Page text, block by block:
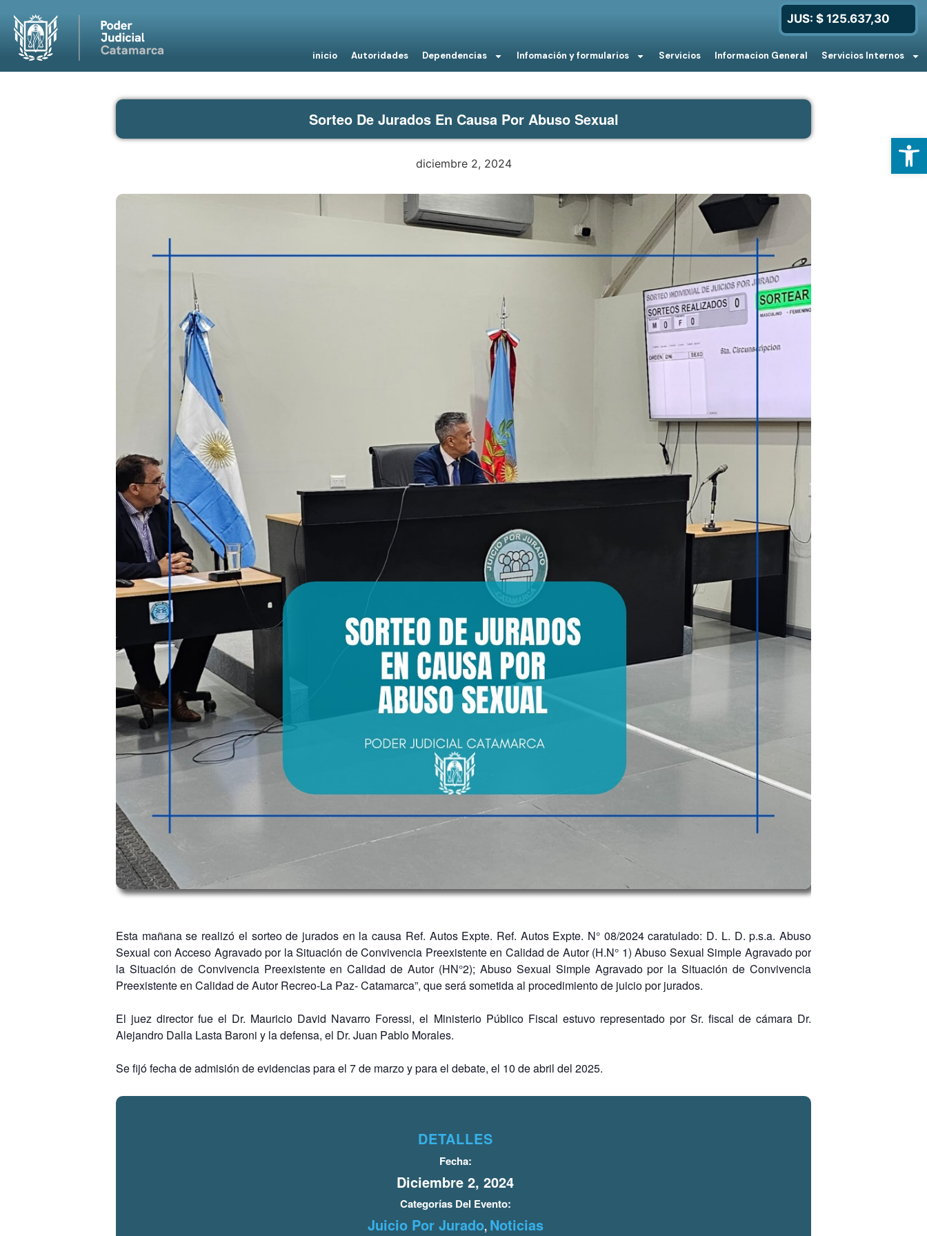
inicio Autoridades Dependencias Infomación y formularios Servicios Informacion General Servicios Internos
JUS: $ 125.637,30
Sorteo De Jurados En Causa Por Abuso Sexual
diciembre 2, 2024
Esta mañana se realizó el sorteo de jurados en la causa Ref. Autos Expte. Ref. Autos Expte. N° 08/2024 caratulado: D. L. D. p.s.a. Abuso
Sexual con Acceso Agravado por la Situación de Convivencia Preexistente en Calidad de Autor (H.N° 1) Abuso Sexual Simple Agravado por
la Situación de Convivencia Preexistente en Calidad de Autor (HN°2); Abuso Sexual Simple Agravado por la Situación de Convivencia
Preexistente en Calidad de Autor Recreo-La Paz- Catamarca”, que será sometida al procedimiento de juicio por jurados.
El juez director fue el Dr. Mauricio David Navarro Foressi, el Ministerio Público Fiscal estuvo representado por Sr. fiscal de cámara Dr.
Alejandro Dalla Lasta Baroni y la defensa, el Dr. Juan Pablo Morales.
Se fijó fecha de admisión de evidencias para el 7 de marzo y para el debate, el 10 de abril del 2025.
DETALLES
Fecha:
Diciembre 2, 2024
Categorías Del Evento:
Juicio Por Jurado, Noticias